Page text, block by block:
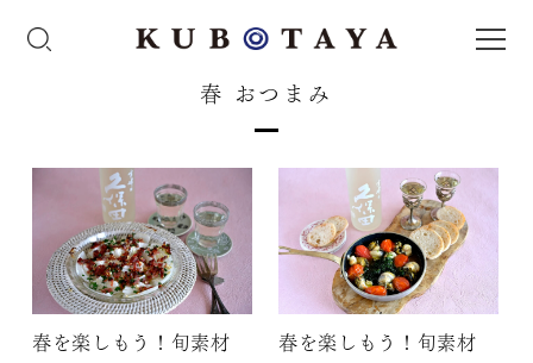
春 おつまみ
春を楽しもう！旬素材
春を楽しもう！旬素材